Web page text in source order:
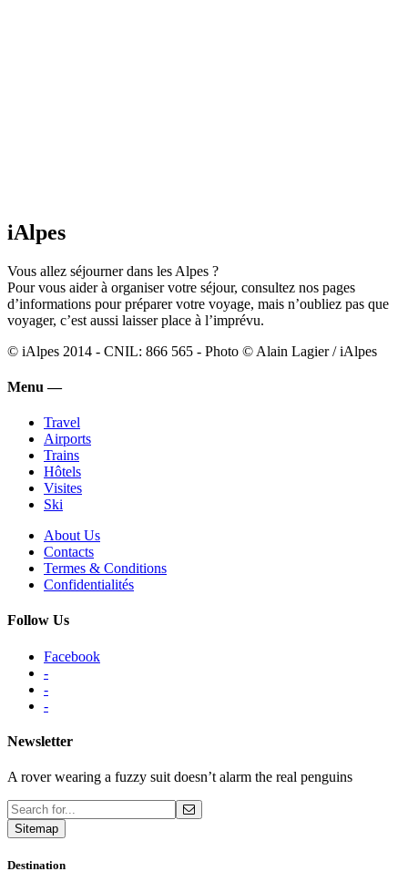
iAlpes
Vous allez séjourner dans les Alpes ?
Pour vous aider à organiser votre séjour, consultez nos pages
d’informations pour préparer votre voyage, mais n’oubliez pas que
voyager, c’est aussi laisser place à l’imprévu.
© iAlpes 2014 - CNIL: 866 565 - Photo © Alain Lagier / iAlpes
Menu —
Travel
Airports
Trains
Hôtels
Visites
Ski
About Us
Contacts
Termes & Conditions
Confidentialités
Follow Us
Facebook
-
-
-
Newsletter
A rover wearing a fuzzy suit doesn’t alarm the real penguins
Sitemap
Destination